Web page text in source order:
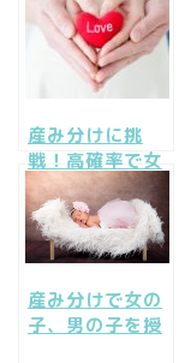
産み分けに挑
戦！高確率で女
の子！男の子！
産み分けで女の
子、男の子を授